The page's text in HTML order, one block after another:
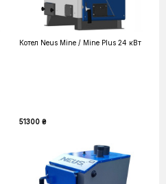
Котел Neus Mine / Mine Plus 24 кВт
51300 ₴